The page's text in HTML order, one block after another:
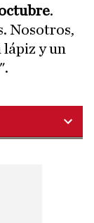
.
Nosotros,
lápiz y un